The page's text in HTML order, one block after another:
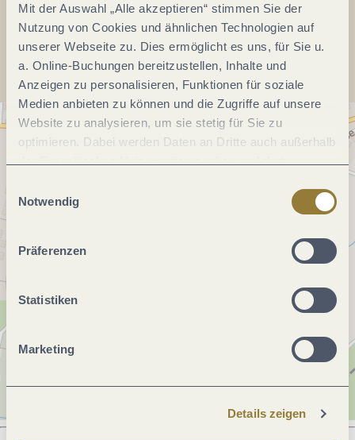
Mit der Auswahl „Alle akzeptieren“ stimmen Sie der
Nutzung von Cookies und ähnlichen Technologien auf
unserer Webseite zu. Dies ermöglicht es uns, für Sie u.
a. Online-Buchungen bereitzustellen, Inhalte und
Anzeigen zu personalisieren, Funktionen für soziale
Medien anbieten zu können und die Zugriffe auf unsere
Website zu analysieren, um sie stetig für Sie zu
optimieren. Dabei werden Daten an Dritte auch außerhalb
jederzeit widerrufen werden. Mit der Auswahl "Alle
ablehnen" kann es zu Beeinträchtigungen in der Nutzung
Notwendig
Präferenzen
Statistiken
Marketing
Details zeigen
Anreise planen